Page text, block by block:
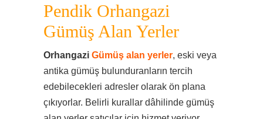
Pendik Orhangazi
Gümüş Alan Yerler
Orhangazi Gümüş alan yerler, eski veya
antika gümüş bulunduranların tercih
edebilecekleri adresler olarak ön plana
çıkıyorlar. Belirli kurallar dâhilinde gümüş